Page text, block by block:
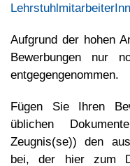
Aufgrund der hohen
Bewerbungen nur
entgegengenommen.
Fügen Sie Ihren
üblichen
Zeugnis(se)) den
bei, der hier zum